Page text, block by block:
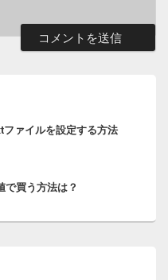
ァイルを設定する方法
で買う方法は？